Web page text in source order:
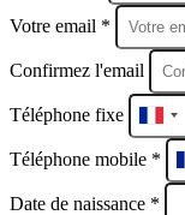
Votre email *
Confirmez l'email
Téléphone fixe
+33
Téléphone mobile *
Date de naissance *